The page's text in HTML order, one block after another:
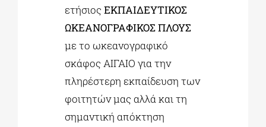
ετήσιος ΕΚΠΑΙΔΕΥΤΙΚΟΣ
ΩΚΕΑΝOΓΡΑΦΙΚΟΣ ΠΛΟΥΣ
με το ωκεανογραφικό
σκάφος ΑΙΓΑΙΟ για την
πληρέστερη εκπαίδευση των
φοιτητών μας αλλά και τη
σημαντική απόκτηση